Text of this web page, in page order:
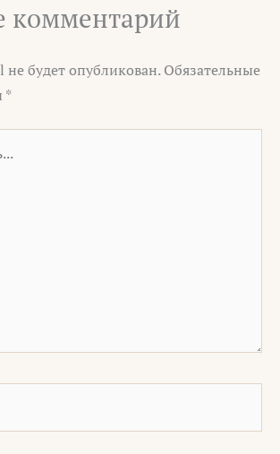
комментарий
не будет опубликован. Обязательные
*